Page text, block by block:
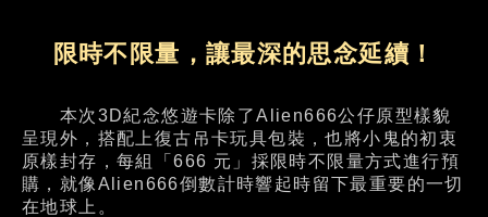
限時不限量，讓最深的思念延續！
本次3D紀念悠遊卡除了Alien666公仔原型樣貌
呈現外，搭配上復古吊卡玩具包裝，也將小鬼的初衷
原樣封存，每組「666 元」採限時不限量方式進行預
購，就像Alien666倒數計時響起時留下最重要的一切
在地球上。